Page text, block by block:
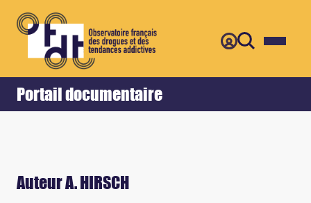
Portail documentaire
Accueil Retour
Auteur A. HIRSCH